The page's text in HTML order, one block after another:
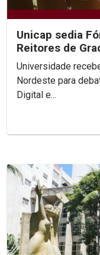
Unicap sedia
Reitores de
Universidade
Nordeste para
Digital e...